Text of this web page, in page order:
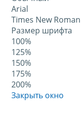
Arial
Times New Roman
Размер шрифта
100%
125%
150%
175%
200%
Закрыть окно